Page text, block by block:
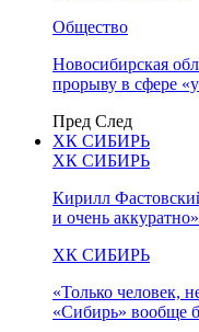
Общество
Новосибирская
прорыву в сфере
Пред След
ХК СИБИРЬ
ХК СИБИРЬ
Кирилл
и очень аккуратно»
ХК СИБИРЬ
«Только человек,
«Сибирь» вообще